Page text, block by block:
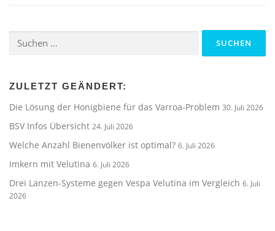
nach:
ZULETZT GEÄNDERT:
Die Lösung der Honigbiene für das Varroa-Problem 30. Juli 2026
BSV Infos Übersicht 24. Juli 2026
Welche Anzahl Bienenvölker ist optimal? 6. Juli 2026
Imkern mit Velutina 6. Juli 2026
Drei Lanzen-Systeme gegen Vespa Velutina im Vergleich 6. Juli
2026